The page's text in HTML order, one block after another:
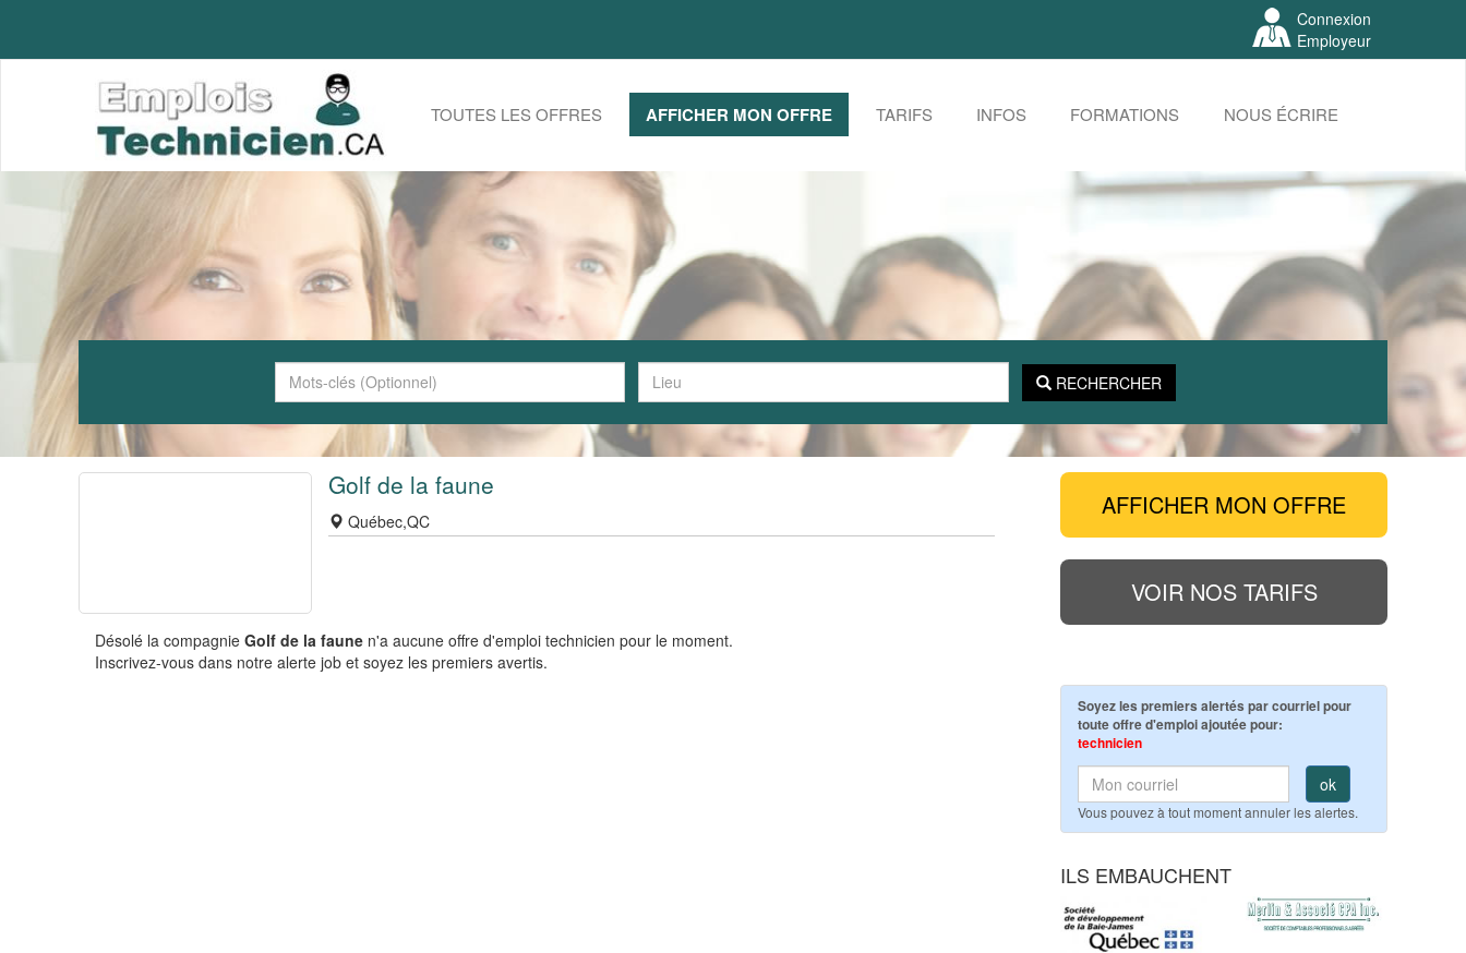
Connexion
Employeur
TOUTES LES OFFRES AFFICHER MON OFFRE TARIFS INFOS FORMATIONS NOUS ÉCRIRE
RECHERCHER
Golf de la faune
Québec,QC
Désolé la compagnie Golf de la faune n'a aucune offre d'emploi technicien pour le moment.
Inscrivez-vous dans notre alerte job et soyez les premiers avertis.
AFFICHER MON OFFRE
VOIR NOS TARIFS
Soyez les premiers alertés par courriel pour
toute offre d'emploi ajoutée pour:
technicien
ok
Vous pouvez à tout moment annuler les alertes.
ILS EMBAUCHENT